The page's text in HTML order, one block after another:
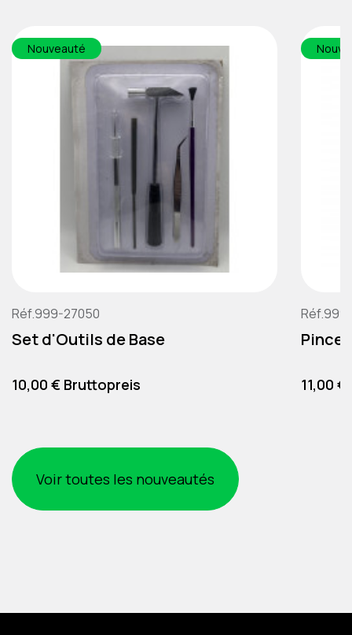
Réf.999-27050
Set d'Outils de Base
Preis
10,00 € Bruttopreis
Nouveauté
Pince
Preis
11,00
Voir toutes les nouveautés